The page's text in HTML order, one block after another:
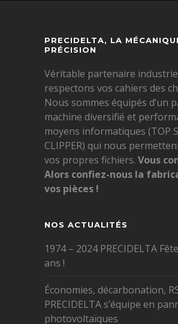
PRECIDELTA, LA
PRÉCISION
Véritable partenaire
respectons vos cahiers des
Nous sommes équipés d’un
machine diversifié et
moyens informatiques (TOP
CLIPPER) qui nous
vos propres fichiers. Vous
Alors confiez-nous la
vos pièces !
NOS ACTUALITÉS
1974 – 2024 PRECIDELTA
ans !
Économies, décarbonation,
PRECIDELTA s’équipe en
photovoltaïques